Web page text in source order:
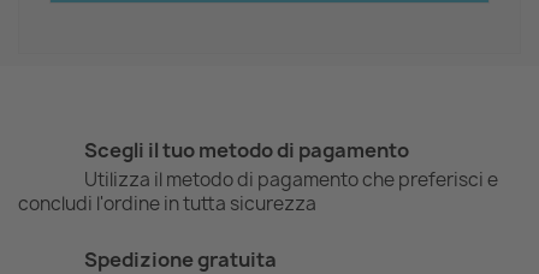
Scegli il tuo metodo di pagamento
Utilizza il metodo di pagamento che preferisci e
concludi l'ordine in tutta sicurezza
Spedizione gratuita